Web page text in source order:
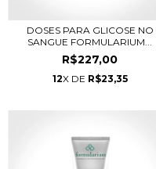
DOSES PARA GLICOSE NO
SANGUE FORMULARIUM...
R$227,00
12X DE R$23,35